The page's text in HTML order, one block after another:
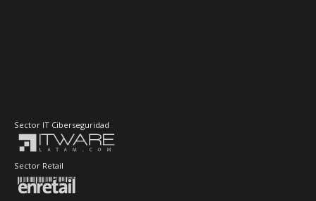
Sector IT Ciberseguridad
Sector Retail